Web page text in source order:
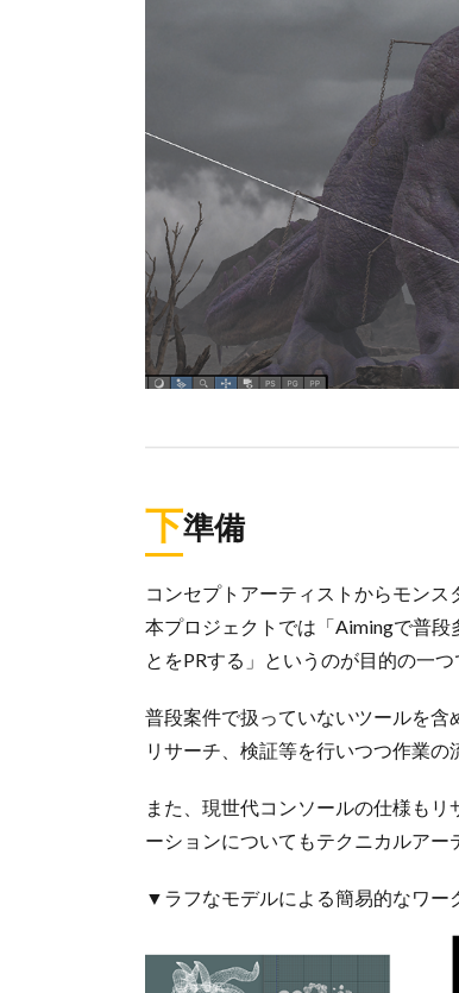
下準備
コンセプトアーティストからモンス
本プロジェクトでは「Aimingで普
とをPRする」というのが目的の一つ
普段案件で扱っていないツールを
リサーチ、検証等を行いつつ作業の
また、現世代コンソールの仕様も
ーションについてもテクニカルアー
▼ラフなモデルによる簡易的なワー